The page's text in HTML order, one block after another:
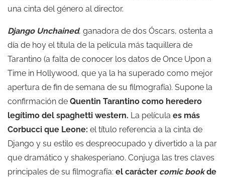
una cinta del género al director.
Django Unchained, ganadora de dos Óscars, ostenta a
día de hoy el títula de la película más taquillera de
Tarantino (a falta de conocer los datos de Once Upon a
Time in Hollywood, que ya la ha superado como mejor
apertura de fin de semana de su filmografía). Supone la
confirmación de Quentin Tarantino como heredero
legítimo del spaghetti western. La película es más
Corbucci que Leone: el título referencia a la cinta de
Django y su estilo es despreocupado y divertido a la par
que dramático y shakesperiano. Conjuga las tres claves
principales de su filmografía: el carácter comic bookde